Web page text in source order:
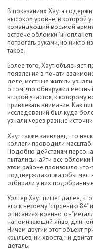
В показаниях Хаута
высоком уровне, в которой
командующий восьмой
встрече обломки
потрогать руками, но никто
такое.
Более того, Хаут объясняет
появления в печати
деле, местные жители
о том, что обнаружил
второй участок, к которому
привлекать внимание. Как
исследований был куда
узнали через разные
Хаут также заявляет, что
коллеги проводили
Подобно действиям
пытались найти все обломки
этом районе произошло
подтверждают жалобы
отбирали у них
Уолтер Хаут пишет далее,
его к некоему "строению 84"
описаниях военного -
напоминающий яйцо, длиной
Ничем другим этот объект
крыльев, ни хвоста, ни
деталь.